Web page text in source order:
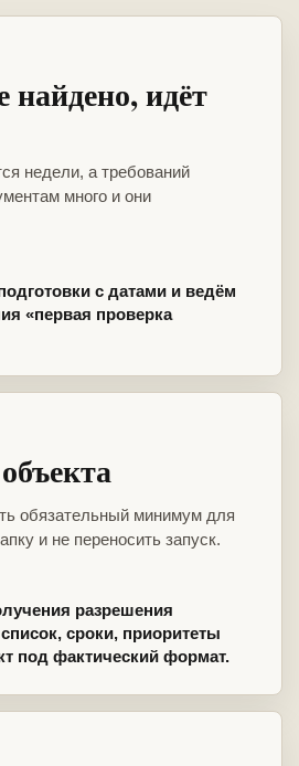
идёт
недели, а требований
много и они
с датами и ведём
«первая проверка
обязательный минимум для
и не переносить запуск.
разрешения
сроки, приоритеты
под фактический формат.